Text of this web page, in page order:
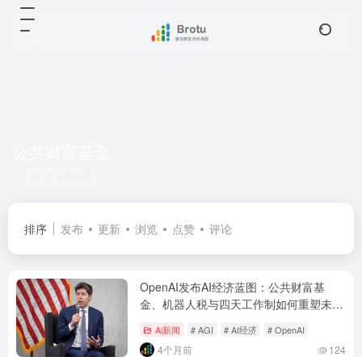
排序 发布 更新 浏览 点赞 评论
OpenAI发布AI经济蓝图：公共财富基
金、机器人税与四天工作制如何重塑未来
Ai新闻 # AGI # AI经济 # OpenAI
4个月前 124